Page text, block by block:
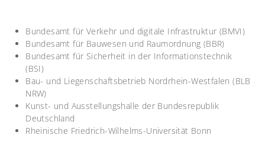
Bundesamt für Verkehr und digitale Infrastruktur (BMVI)
Bundesamt für Bauwesen und Raumordnung (BBR)
Bundesamt für Sicherheit in der Informationstechnik
(BSI)
Bau- und Liegenschaftsbetrieb Nordrhein-Westfalen (BLB
NRW)
Kunst- und Ausstellungshalle der Bundesrepublik
Deutschland
Rheinische Friedrich-Wilhelms-Universität Bonn